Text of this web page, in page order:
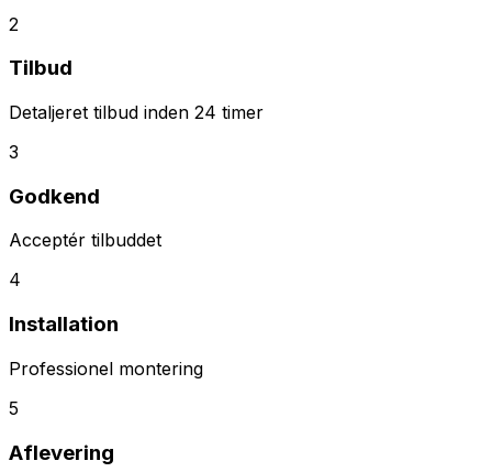
2
Tilbud
Detaljeret tilbud inden 24 timer
3
Godkend
Acceptér tilbuddet
4
Installation
Professionel montering
5
Aflevering